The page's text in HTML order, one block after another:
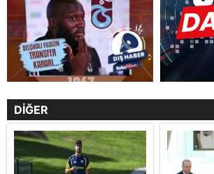
DİĞER